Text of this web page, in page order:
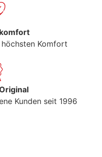
Komfort
Kunden seit 1996